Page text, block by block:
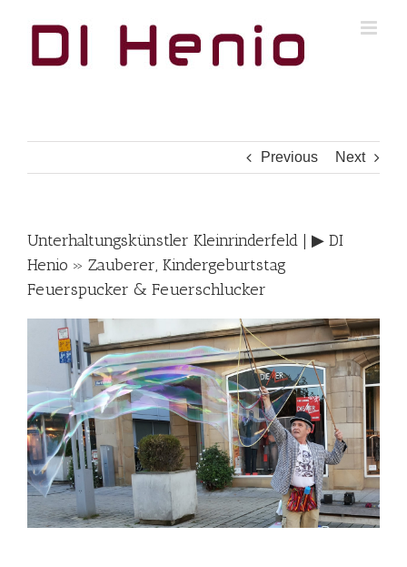
Previous Next
Unterhaltungskünstler Kleinrinderfeld | ▶︎ DI
Henio » Zauberer, Kindergeburtstag
Feuerspucker & Feuerschlucker